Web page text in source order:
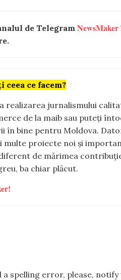
de Telegram
ceea ce facem?
realizarea jurnalismului
de la maib sau puteți
în bine pentru Moldova.
multe proiecte noi și
de mărimea
ba chiar plăcut.
a spelling error, please,